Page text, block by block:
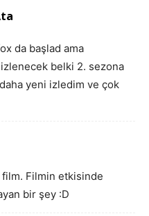
da başlad ama
belki 2. sezona
yeni izledim ve çok
Filmin etkisinde
bir şey :D